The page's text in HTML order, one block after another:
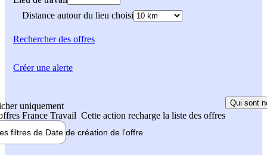
Distance autour du lieu choisi
Rechercherdes offres
uniquement
France Travail Cette action recharge la liste des offres
Qui sont
filtres de Date de création de l'offre
Créer une alerte